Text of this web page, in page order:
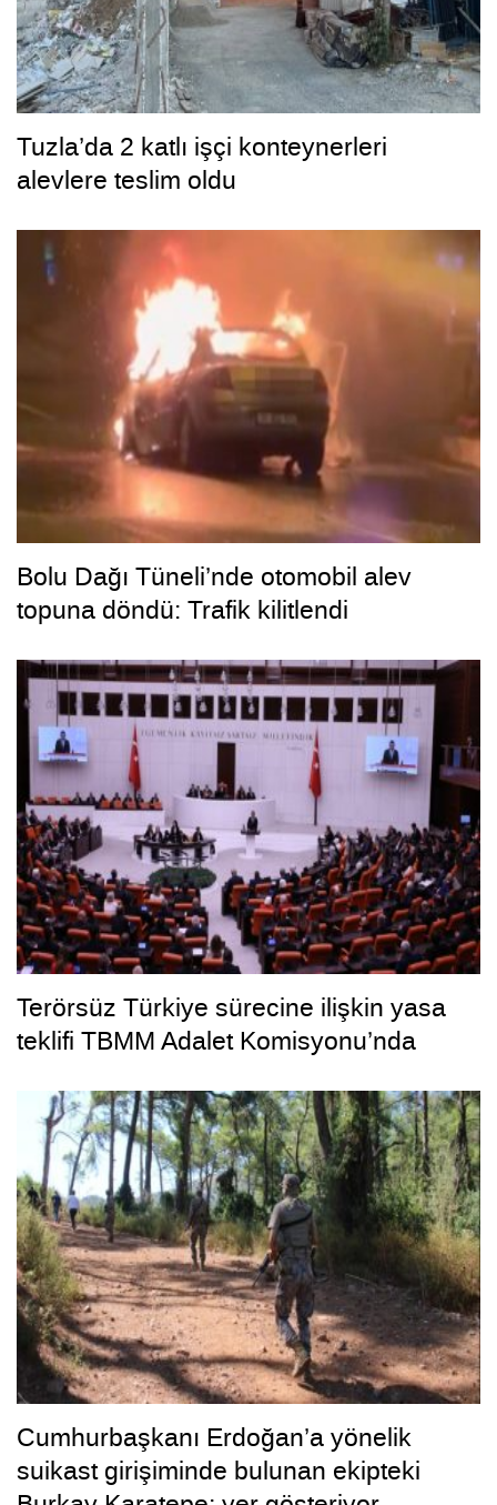
Tuzla’da 2 katlı işçi konteynerleri
alevlere teslim oldu
Bolu Dağı Tüneli’nde otomobil alev
topuna döndü: Trafik kilitlendi
Terörsüz Türkiye sürecine ilişkin yasa
teklifi TBMM Adalet Komisyonu’nda
Cumhurbaşkanı Erdoğan’a yönelik
suikast girişiminde bulunan ekipteki